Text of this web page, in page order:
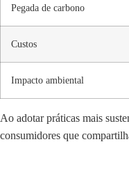
Pegada de carbono
Custos
Impacto ambiental
Ao adotar práticas mais
consumidores que